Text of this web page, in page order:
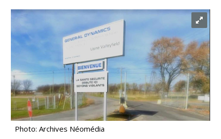
Photo: Archives Néomédia